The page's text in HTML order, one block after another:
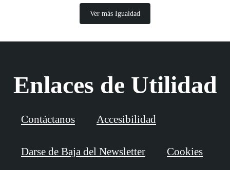
Ver más Igualdad
Enlaces de Utilidad
Contáctanos Accesibilidad
Darse de Baja del Newsletter Cookies